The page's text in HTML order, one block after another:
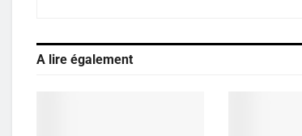
A lire également